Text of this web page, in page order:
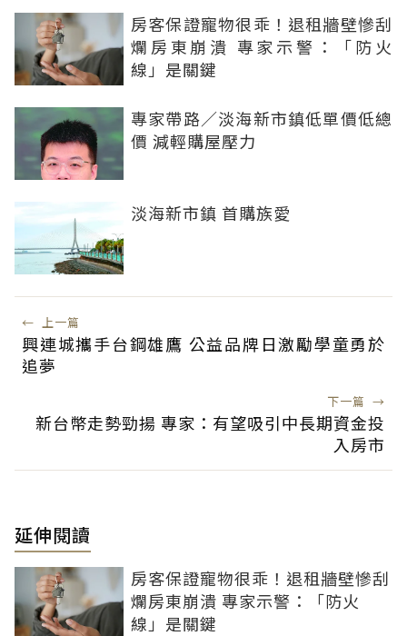
房客保證寵物很乖！退租牆壁慘刮
爛房東崩潰 專家示警：「防火
線」是關鍵
專家帶路／淡海新市鎮低單價低總
價 減輕購屋壓力
淡海新市鎮 首購族愛
← 上一篇
興連城攜手台鋼雄鷹 公益品牌日激勵學童勇於
追夢
下一篇 →
新台幣走勢勁揚 專家：有望吸引中長期資金投
入房市
延伸閱讀
房客保證寵物很乖！退租牆壁慘刮
爛房東崩潰 專家示警：「防火
線」是關鍵